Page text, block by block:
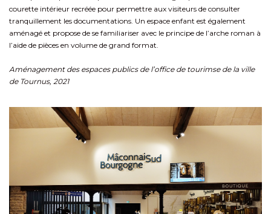
courette intérieur recréée pour permettre aux visiteurs de consulter
tranquillement les documentations. Un espace enfant est également
aménagé et propose de se familiariser avec le principe de l’arche roman à
l’aide de pièces en volume de grand format.
Aménagement des espaces publics de l’office de tourimse de la ville
de Tournus, 2021